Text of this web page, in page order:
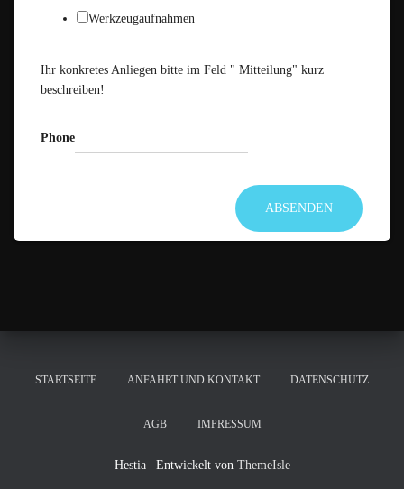
Werkzeugaufnahmen
Ihr konkretes Anliegen bitte im Feld " Mitteilung" kurz
beschreiben!
Phone
ABSENDEN
STARTSEITE ANFAHRT UND KONTAKT DATENSCHUTZ
AGB IMPRESSUM
Hestia | Entwickelt von ThemeIsle